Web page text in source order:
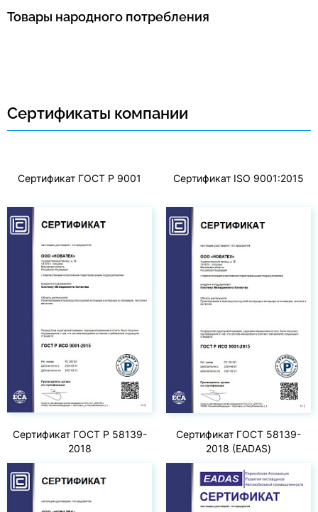
Товары народного потребления
Сертификаты компании
Сертификат ГОСТ Р 9001 Сертификат ISO 9001:2015
Сертификат ГОСТ Р 58139-
2018
Сертификат ГОСТ 58139-
2018 (EADAS)